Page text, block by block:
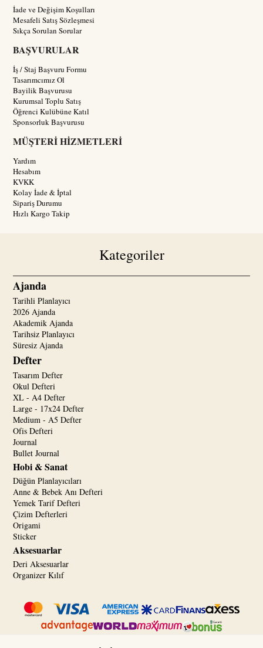
İade ve Değişim Koşulları
Mesafeli Satış Sözleşmesi
Sıkça Sorulan Sorular
BAŞVURULAR
İş / Staj Başvuru Formu
Tasarımcımız Ol
Bayilik Başvurusu
Kurumsal Toplu Satış
Öğrenci Kulübüne Katıl
Sponsorluk Başvurusu
MÜŞTERİ HİZMETLERİ
Yardım
Hesabım
KVKK
Kolay İade & İptal
Sipariş Durumu
Hızlı Kargo Takip
Kategoriler
Ajanda
Tarihli Planlayıcı
2026 Ajanda
Akademik Ajanda
Tarihsiz Planlayıcı
Süresiz Ajanda
Defter
Tasarım Defter
Okul Defteri
XL - A4 Defter
Large - 17x24 Defter
Medium - A5 Defter
Ofis Defteri
Journal
Bullet Journal
Hobi & Sanat
Düğün Planlayıcıları
Anne & Bebek Anı Defteri
Yemek Tarif Defteri
Çizim Defterleri
Origami
Sticker
Aksesuarlar
Deri Aksesuarlar
Organizer Kılıf